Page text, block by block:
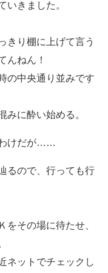
きました。
きり棚に上げて言う
んねん！
の中央通り並みです
みに酔い始める。
わけだが……
るので、行っても行
をその場に待たせ、
ネットでチェックし